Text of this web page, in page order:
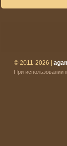
© 2011-2026 |
При использовании